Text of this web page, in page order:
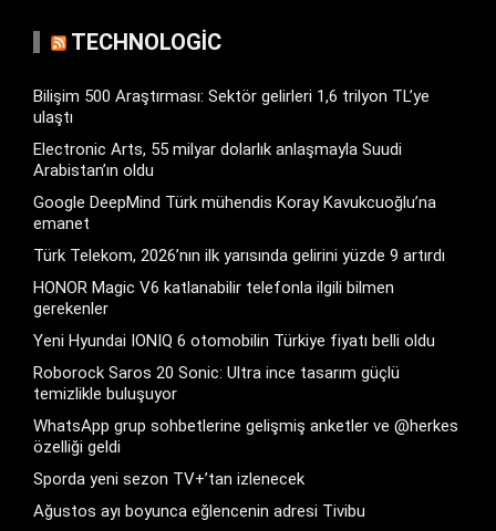
TECHNOLOGIC
Bilişim 500 Araştırması: Sektör gelirleri 1,6 trilyon TL’ye
ulaştı
Electronic Arts, 55 milyar dolarlık anlaşmayla Suudi
Arabistan’ın oldu
Google DeepMind Türk mühendis Koray Kavukcuoğlu’na
emanet
Türk Telekom, 2026’nın ilk yarısında gelirini yüzde 9 artırdı
HONOR Magic V6 katlanabilir telefonla ilgili bilmen
gerekenler
Yeni Hyundai IONIQ 6 otomobilin Türkiye fiyatı belli oldu
Roborock Saros 20 Sonic: Ultra ince tasarım güçlü
temizlikle buluşuyor
WhatsApp grup sohbetlerine gelişmiş anketler ve @herkes
özelliği geldi
Sporda yeni sezon TV+’tan izlenecek
Ağustos ayı boyunca eğlencenin adresi Tivibu